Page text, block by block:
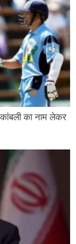
कांबली का नाम लेकर